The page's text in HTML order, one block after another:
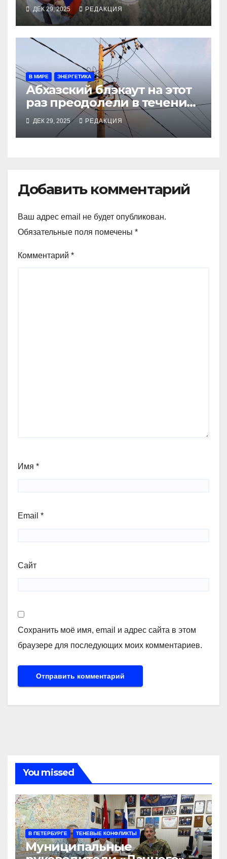
ДЕК 29, 2025 РЕДАКЦИЯ
В МИРЕ ЭНЕРГЕТИКА
Абхазский блэкаут на этот
раз преодолели в течение
часа
ДЕК 29, 2025 РЕДАКЦИЯ
Добавить комментарий
Ваш адрес email не будет опубликован.
Обязательные поля помечены *
Комментарий *
Имя *
Email *
Сайт
Сохранить моё имя, email и адрес сайта в этом
браузере для последующих моих комментариев.
You missed
В ПЕТЕРБУРГЕ ТЕНЕВЫЕ КОНФЛИКТЫ
Муниципальные